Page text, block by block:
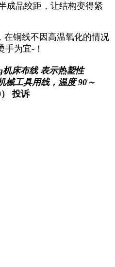
成品绞距，让结构变得紧
在铜线不因高温氧化的情况
手为宜-！
机床布线 表示热塑性
械工具用线，温度 90～
投诉